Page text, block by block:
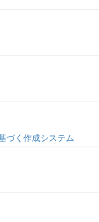
づく作成システム